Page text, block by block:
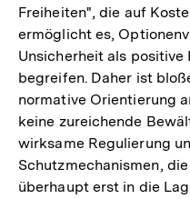
Freiheiten", die auf
ermöglicht es,
Unsicherheit als positive
begreifen. Daher ist
normative Orientierung
keine zureichende
wirksame Regulierung
Schutzmechanismen,
überhaupt erst in die